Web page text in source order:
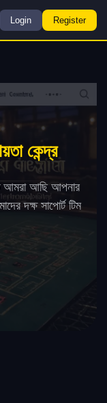
Login Register
কেন্দ্র
আমরা আছি আপনার
দক্ষ সাপোর্ট টিম